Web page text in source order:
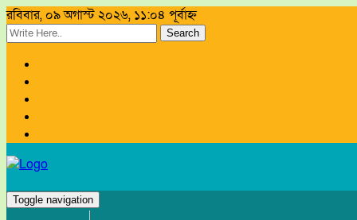
রবিবার, ০৯ অগাস্ট ২০২৬, ১১:০৪ পূর্বাহ্ন
Search
Toggle navigation